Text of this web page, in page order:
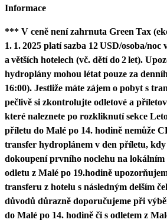
Informace
*** V ceně není zahrnuta Green Tax
1. 1. 2025 platí sazba 12 USD/osoba/noc
a větších hotelech (vč. dětí do 2 let).
hydroplány mohou létat pouze za
16:00). Jestliže máte zájem o pobyt s
pečlivě si zkontrolujte odletové a
které naleznete po rozkliknutí sekce
příletu do Malé po 14. hodině nemůže
transfer hydroplánem v den příletu, kdy
dokoupení prvního noclehu na
odletu z Malé po 19.hodině
transferu z hotelu s následným delším
důvodů důrazně doporučujeme při
do Malé po 14. hodině či s odletem z